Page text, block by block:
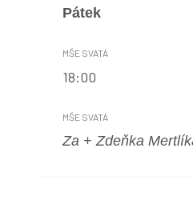
Pátek
18:00
Za + Zdeňka